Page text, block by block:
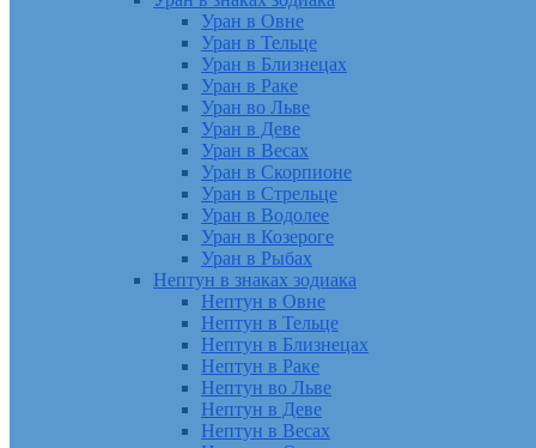
Уран в Овне
Уран в Тельце
Уран в Близнецах
Уран в Раке
Уран во Льве
Уран в Деве
Уран в Весах
Уран в Скорпионе
Уран в Стрельце
Уран в Водолее
Уран в Козероге
Уран в Рыбах
Нептун в знаках зодиака
Нептун в Овне
Нептун в Тельце
Нептун в Близнецах
Нептун в Раке
Нептун во Льве
Нептун в Деве
Нептун в Весах